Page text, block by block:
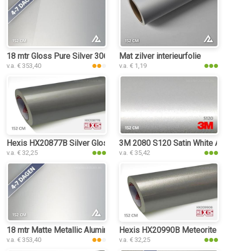
18 mtr Gloss Pure Silver 3061 interieurfolie
v.a. € 353,40
Mat zilver interieurfolie
v.a. € 1,19
Hexis HX20877B Silver Gloss interieurfolie
v.a. € 32,25
3M 2080 S120 Satin White
v.a. € 35,42
18 mtr Matte Metallic Aluminium Silver 3100 interieurfolie
v.a. € 353,40
Hexis HX20990B Meteorite
v.a. € 32,25